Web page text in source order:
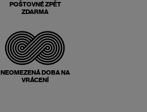
POŠTOVNÉ ZPĚT
ZDARMA
NEOMEZENÁ DOBA NA
VRÁCENÍ